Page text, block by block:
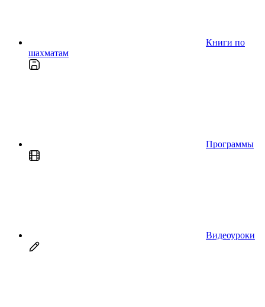
Книги по
шахматам
Программы
Видеоуроки